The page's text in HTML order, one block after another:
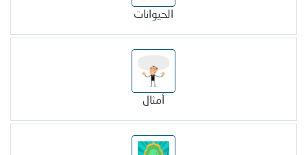
الحيوانات
أمثال